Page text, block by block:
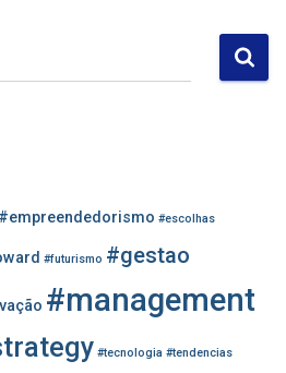
#empreendedorismo #escolhas
#futurismo #gestao
#management
#tecnologia #tendencias